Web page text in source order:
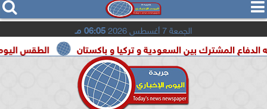
  
الجمعة 7 أغسطس 2026 06:05 مـ
الطقس اليوم شديد بين السعودية و تركيا و باكستان